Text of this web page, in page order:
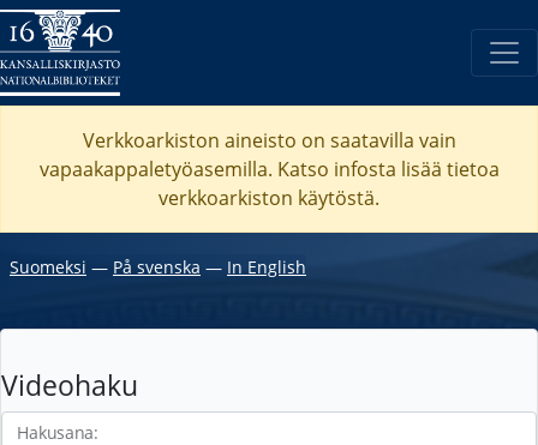
Verkkoarkiston aineisto on saatavilla vain
vapaakappaletyöasemilla. Katso infosta lisää tietoa
verkkoarkiston käytöstä.
Suomeksi ― På svenska ― In English
Videohaku
Hakusana: